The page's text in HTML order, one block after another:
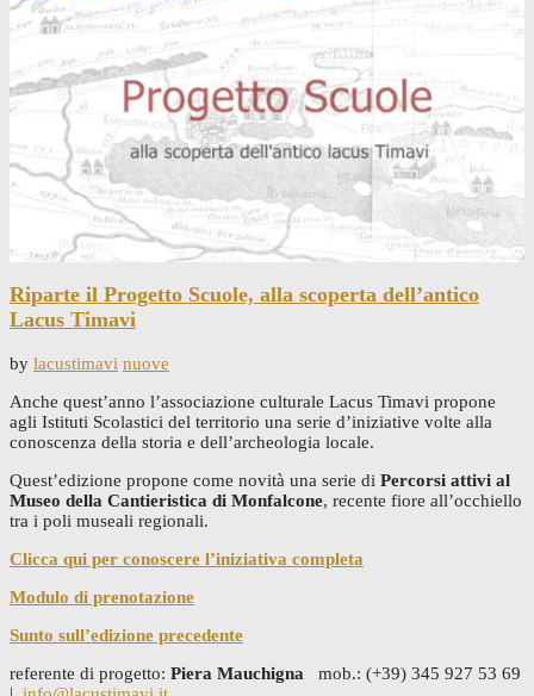
Riparte il Progetto Scuole, alla scoperta dell’antico
Lacus Timavi
by lacustimavi nuove
Anche quest’anno l’associazione culturale Lacus Timavi propone
agli Istituti Scolastici del territorio una serie d’iniziative volte alla
conoscenza della storia e dell’archeologia locale.
Quest’edizione propone come novità una serie di Percorsi attivi al
Museo della Cantieristica di Monfalcone, recente fiore all’occhiello
tra i poli museali regionali.
Clicca qui per conoscere l’iniziativa completa
Modulo di prenotazione
Sunto sull’edizione precedente
referente di progetto: Piera Mauchigna
mob.: (+39) 345 927 53 69